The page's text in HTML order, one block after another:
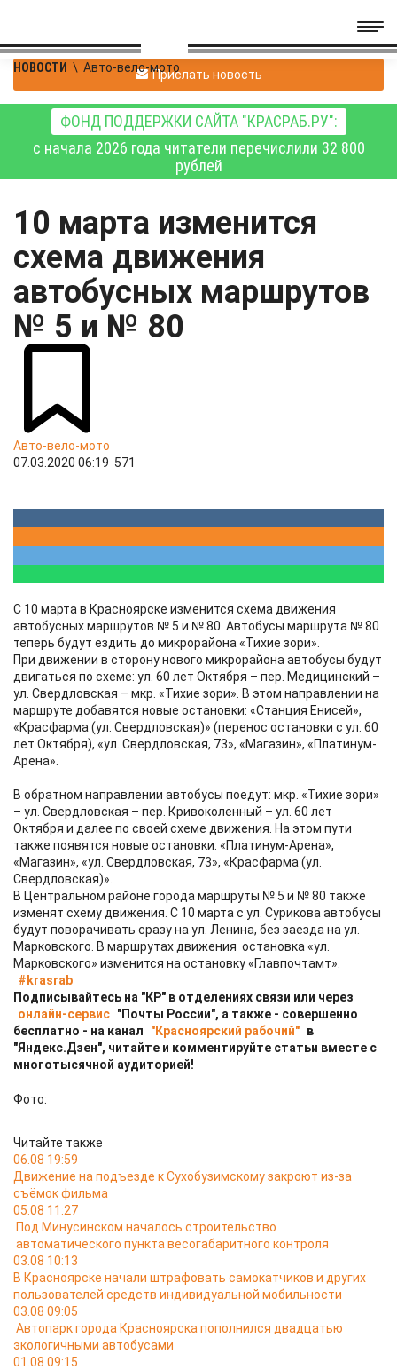
НОВОСТИ \ Авто-вело-мотоПрислать новость
ФОНД ПОДДЕРЖКИ САЙТА "КРАСРАБ.РУ":
с начала 2026 года читатели перечислили 32 800
рублей
10 марта изменится
схема движения
автобусных маршрутов
№ 5 и № 80
Авто-вело-мото
07.03.2020 06:19 571
C 10 марта в Красноярске изменится схема движения
автобусных маршрутов № 5 и № 80. Автобусы маршрута № 80
теперь будут ездить до микрорайона «Тихие зори».
При движении в сторону нового микрорайона автобусы будут
двигаться по схеме: ул. 60 лет Октября – пер. Медицинский –
ул. Свердловская – мкр. «Тихие зори». В этом направлении на
маршруте добавятся новые остановки: «Станция Енисей»,
«Красфарма (ул. Свердловская)» (перенос остановки с ул. 60
лет Октября), «ул. Свердловская, 73», «Магазин», «Платинум-
Арена».
В обратном направлении автобусы поедут: мкр. «Тихие зори»
– ул. Свердловская – пер. Кривоколенный – ул. 60 лет
Октября и далее по своей схеме движения. На этом пути
также появятся новые остановки: «Платинум-Арена»,
«Магазин», «ул. Свердловская, 73», «Красфарма (ул.
Свердловская)».
В Центральном районе города маршруты № 5 и № 80 также
изменят схему движения. С 10 марта с ул. Сурикова автобусы
будут поворачивать сразу на ул. Ленина, без заезда на ул.
Марковского. В маршрутах движения остановка «ул.
Марковского» изменится на остановку «Главпочтамт».
#krasrab
Подписывайтесь на "КР" в отделениях связи или через
онлайн-сервис "Почты России", а также - совершенно
бесплатно - на канал
"Красноярский рабочий" в
"Яндекс.Дзен", читайте и комментируйте статьи вместе с
многотысячной аудиторией!
Фото:
Читайте также
06.08 19:59
Движение на подъезде к Сухобузимскому закроют из-за
съёмок фильма
05.08 11:27
Под Минусинском началось строительство
автоматического пункта весогабаритного контроля
03.08 10:13
В Красноярске начали штрафовать самокатчиков и других
пользователей средств индивидуальной мобильности
03.08 09:05
Автопарк города Красноярска пополнился двадцатью
экологичными автобусами
01.08 09:15